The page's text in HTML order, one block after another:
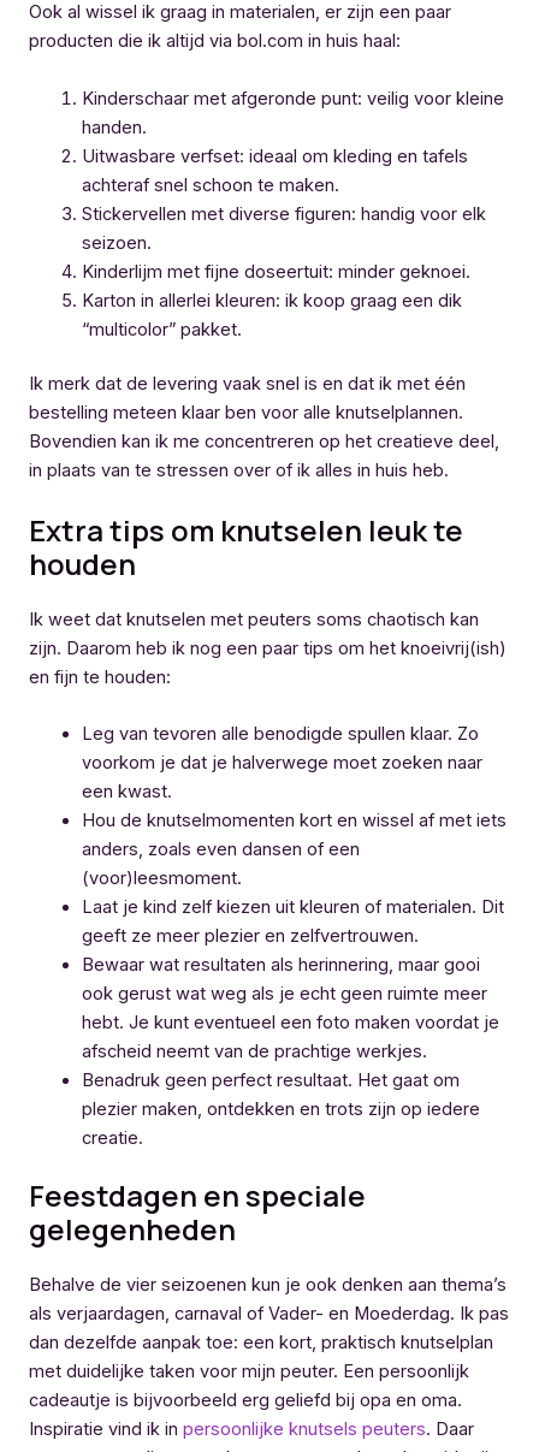
Ook al wissel ik graag in materialen, er zijn een paar
producten die ik altijd via bol.com in huis haal:
Kinderschaar met afgeronde punt: veilig voor kleine
handen.
Uitwasbare verfset: ideaal om kleding en tafels
achteraf snel schoon te maken.
Stickervellen met diverse figuren: handig voor elk
seizoen.
Kinderlijm met fijne doseertuit: minder geknoei.
Karton in allerlei kleuren: ik koop graag een dik
“multicolor” pakket.
Ik merk dat de levering vaak snel is en dat ik met één
bestelling meteen klaar ben voor alle knutselplannen.
Bovendien kan ik me concentreren op het creatieve deel,
in plaats van te stressen over of ik alles in huis heb.
Extra tips om knutselen leuk te
houden
Ik weet dat knutselen met peuters soms chaotisch kan
zijn. Daarom heb ik nog een paar tips om het knoeivrij(ish)
en fijn te houden:
Leg van tevoren alle benodigde spullen klaar. Zo
voorkom je dat je halverwege moet zoeken naar
een kwast.
Hou de knutselmomenten kort en wissel af met iets
anders, zoals even dansen of een
(voor)leesmoment.
Laat je kind zelf kiezen uit kleuren of materialen. Dit
geeft ze meer plezier en zelfvertrouwen.
Bewaar wat resultaten als herinnering, maar gooi
ook gerust wat weg als je echt geen ruimte meer
hebt. Je kunt eventueel een foto maken voordat je
afscheid neemt van de prachtige werkjes.
Benadruk geen perfect resultaat. Het gaat om
plezier maken, ontdekken en trots zijn op iedere
creatie.
Feestdagen en speciale
gelegenheden
Behalve de vier seizoenen kun je ook denken aan thema’s
als verjaardagen, carnaval of Vader- en Moederdag. Ik pas
dan dezelfde aanpak toe: een kort, praktisch knutselplan
met duidelijke taken voor mijn peuter. Een persoonlijk
cadeautje is bijvoorbeeld erg geliefd bij opa en oma.
Inspiratie vind ik in persoonlijke knutsels peuters. Daar